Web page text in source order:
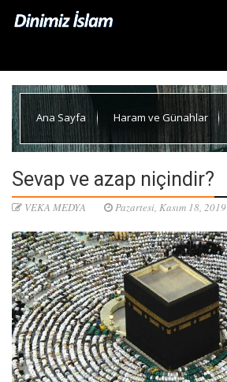
Ana Sayfa Haram ve Günahlar
Sevap ve azap niçindir?
VEKA MEDYA Pazartesi, Kasım 18, 2019